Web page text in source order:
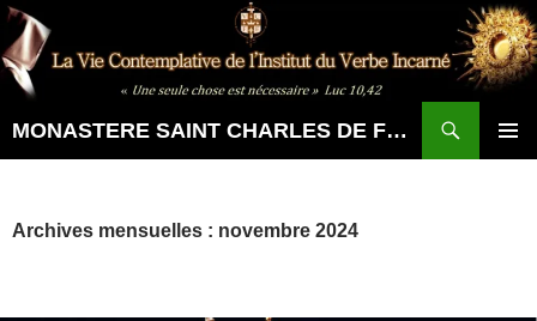
Aller
au
contenu
MONASTERE SAINT CHARLES DE FOUCAULD
Archives mensuelles : novembre 2024